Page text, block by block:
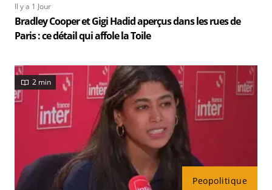
Il y a 1 Jour
Bradley Cooper et Gigi Hadid aperçus dans les rues de
Paris : ce détail qui affole la Toile
Peopolitique
2 min